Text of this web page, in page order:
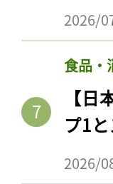
2026/
食品・
【
プ1
2026/